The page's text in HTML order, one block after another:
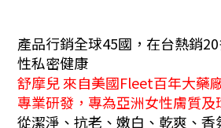
產品行銷全球45國，在台熱銷
性私密健康
舒摩兒 來自美國Fleet百年大藥
專業研發，專為亞洲女性膚質及
從潔淨、抗老、嫩白、乾爽、